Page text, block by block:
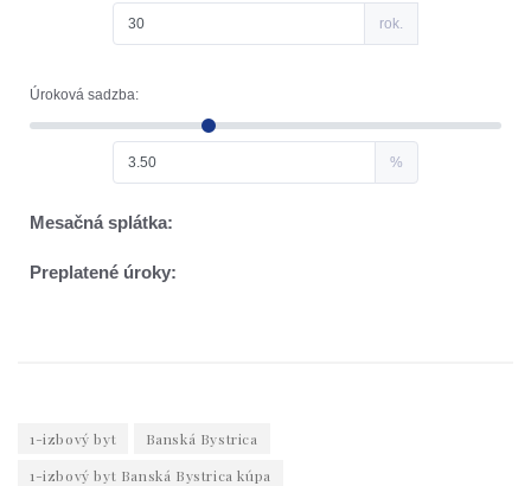
1-izbový byt
Banská Bystrica
1-izbový byt Banská Bystrica kúpa